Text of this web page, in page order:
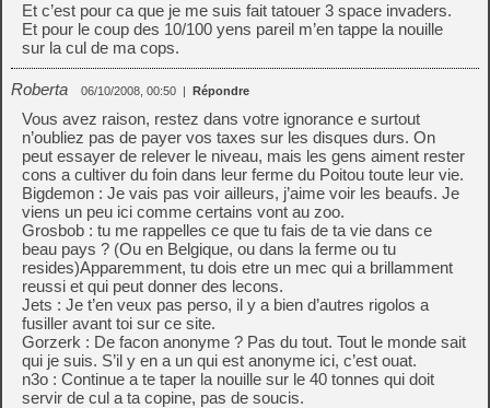
Et c’est pour ca que je me suis fait tatouer 3 space invaders.
Et pour le coup des 10/100 yens pareil m’en tappe la nouille
sur la cul de ma cops.
Roberta 06/10/2008, 00:50 | Répondre
Vous avez raison, restez dans votre ignorance e surtout
n’oubliez pas de payer vos taxes sur les disques durs. On
peut essayer de relever le niveau, mais les gens aiment rester
cons a cultiver du foin dans leur ferme du Poitou toute leur vie.
Bigdemon : Je vais pas voir ailleurs, j’aime voir les beaufs. Je
viens un peu ici comme certains vont au zoo.
Grosbob : tu me rappelles ce que tu fais de ta vie dans ce
beau pays ? (Ou en Belgique, ou dans la ferme ou tu
resides)Apparemment, tu dois etre un mec qui a brillamment
reussi et qui peut donner des lecons.
Jets : Je t’en veux pas perso, il y a bien d’autres rigolos a
fusiller avant toi sur ce site.
Gorzerk : De facon anonyme ? Pas du tout. Tout le monde sait
qui je suis. S’il y en a un qui est anonyme ici, c’est ouat.
n3o : Continue a te taper la nouille sur le 40 tonnes qui doit
servir de cul a ta copine, pas de soucis.